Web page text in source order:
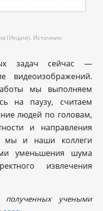
(Индия). Источник:
задач сейчас —
видеоизображений.
мы выполняем
на паузу, считаем
людей по головам,
и направления
мы и наши коллеги
уменьшения шума
извлечения
полученных учеными